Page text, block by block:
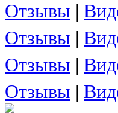
Отзывы |
Отзывы |
Отзывы |
Отзывы |